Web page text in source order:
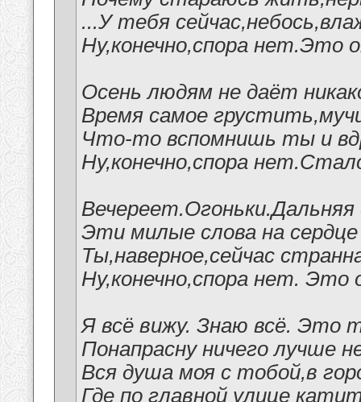
...У тебя
Ну,конечно,спора нет.Это
Осень людям не даёт
Время самое
Что-то вспомнишь ты и
Ну,конечно,спора
Вечереет.Огоньки.Дальняя
Эти милые слова на сердце
Ты,наверное,сейчас
Ну,конечно,спора нет.
Я всё вижу. Знаю всё. Это
Понапрасну ничего лучше
Вся душа моя с тобой,в
Где по главной улице